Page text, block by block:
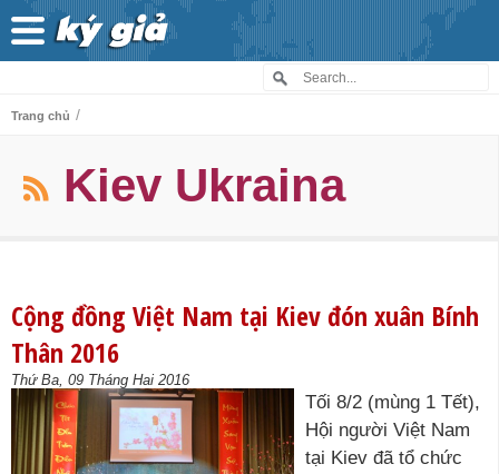
Trang chủ /
Kiev Ukraina
Cộng đồng Việt Nam tại Kiev đón xuân Bính
Thân 2016
Thứ Ba, 09 Tháng Hai 2016
Tối 8/2 (mùng 1 Tết),
Hội người Việt Nam
tại Kiev đã tổ chức